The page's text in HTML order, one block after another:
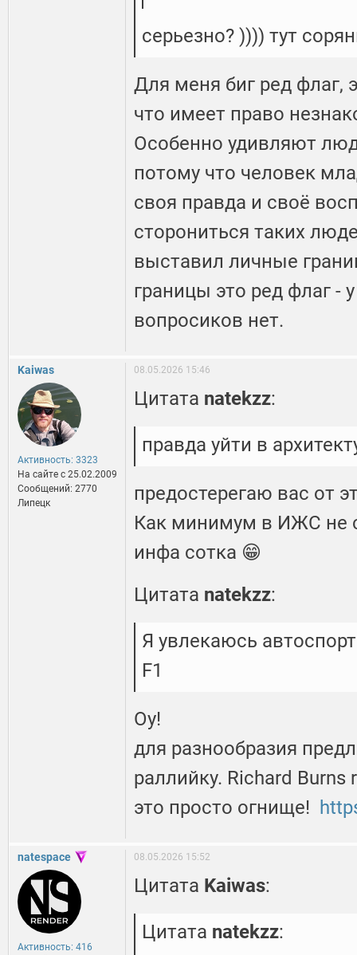
серьезно? )))) тут
Для меня биг ред флаг,
что имеет право
Особенно удивляют
потому что человек
своя правда и своё
сторониться таких
выставил личные
границы это ред флаг -
вопросиков нет.
Kaiwas
Активность: 3323
На сайте c 25.02.2009
Сообщений: 2770
Липецк
08.05.2026 15:46
Цитата natekzz:
правда уйти в
предостерегаю вас от
Как минимум в ИЖС не
инфа сотка 😁
Цитата natekzz:
Я увлекаюсь
F1
Оу!
для разнообразия
раллийку. Richard
это просто огнище!
natespace
Активность: 416
08.05.2026 15:52
Цитата Kaiwas:
Цитата natekzz: